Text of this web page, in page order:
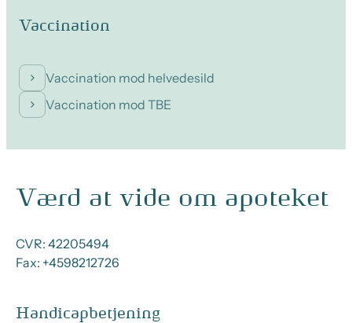
Vaccination
Vaccination mod helvedesild
Vaccination mod TBE
Værd at vide om apoteket
CVR: 42205494
Fax: +4598212726
Handicapbetjening